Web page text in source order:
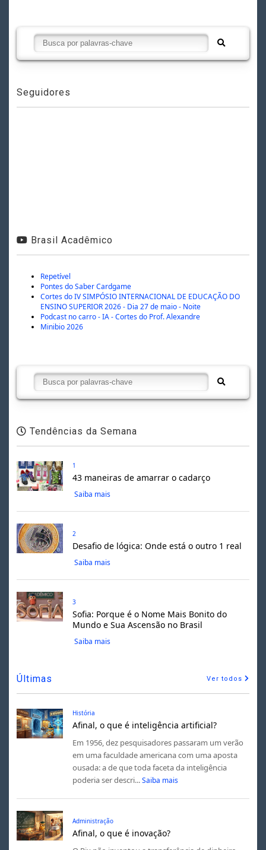
Seguidores
Brasil Acadêmico
Repetível
Pontes do Saber Cardgame
Cortes do IV SIMPÓSIO INTERNACIONAL DE EDUCAÇÃO DO
ENSINO SUPERIOR 2026 - Dia 27 de maio - Noite
Podcast no carro - IA - Cortes do Prof. Alexandre
Minibio 2026
Tendências da Semana
1
43 maneiras de amarrar o cadarço
Saiba mais
2
Desafio de lógica: Onde está o outro 1 real
Saiba mais
3
Sofia: Porque é o Nome Mais Bonito do
Mundo e Sua Ascensão no Brasil
Saiba mais
Últimas Ver todos
História
Afinal, o que é inteligência artificial?
Em 1956, dez pesquisadores passaram um verão
em uma faculdade americana com uma aposta
ousada: a de que toda faceta da inteligência
poderia ser descri... Saiba mais
Administração
Afinal, o que é inovação?